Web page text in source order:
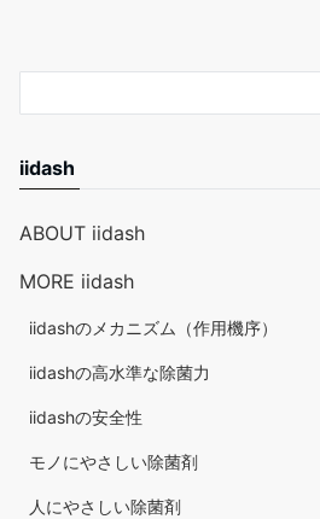
iidash
ABOUT iidash
MORE iidash
iidashのメカニズム（作用機序）
iidashの高水準な除菌力
iidashの安全性
モノにやさしい除菌剤
人にやさしい除菌剤